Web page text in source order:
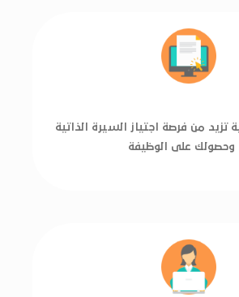
تزيد من فرصة اجتياز السيرة الذاتية
وحصولك على الوظيفة